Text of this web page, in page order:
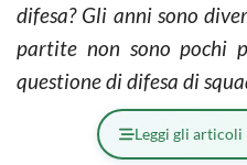
difesa? Gli anni sono
partite non sono pochi
questione di difesa di
Leggi gli